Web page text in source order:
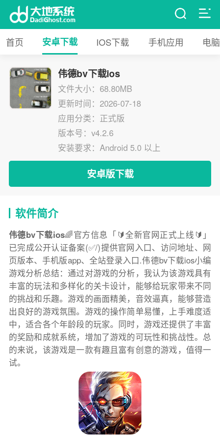
首页 安卓下载 IOS下载 手机应用 电
伟德bv下载ios
文件大小：68.80MB
更新时间：2026-07-18
应用分类：正式版
版本号：v4.2.6
安装要求：Android 5.0 以上
安卓版下载
软件简介
伟德bv下载ios🌈官方信息「🔰全新官网正式上线🔰」
已完成公开认证备案(✅/)提供官网入口、访问地址、网
页版本、手机版app、全站登录入口.伟德bv下载ios小编
游戏分析总结：通过对游戏的分析，我认为该游戏具有
丰富的玩法和多样化的关卡设计，能够给玩家带来不同
的挑战和乐趣。游戏的画面精美，音效逼真，能够营造
出良好的游戏氛围。游戏的操作简单易懂，上手难度适
中，适合各个年龄段的玩家。同时，游戏还提供了丰富
的奖励和成就系统，增加了游戏的可玩性和挑战性。总
的来说，该游戏是一款有趣且富有创意的游戏，值得一
试。